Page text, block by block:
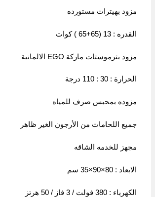
مزود بهيترات مستورده
القدره : 13 (65+65 ) كوات
مزود بثرموستات ماركة EGO الالمانية
الحرارة : 30 : 110 درجة
مزوده بمحبس صرف للمياه
جميع اللحامات من الأرجون الغير ظاهر
مجهز للخدمه الشاقه
الابعاد : 80×90×35 سم
الكهرباء : 380 فولت / 3 فاز / 50 هرتز